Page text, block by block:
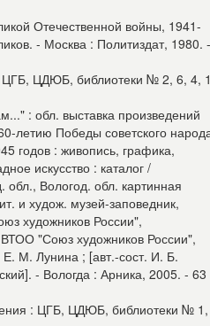
Отечественной войны, 1941-
- Москва : Политиздат, 1980. -
ЦГБ, ЦДЮБ, библиотеки № 2, 6, 4,
: обл. выставка произведений
летию Победы советского
годов : живопись, графика,
искусство : каталог /
обл., Вологод. обл. картинная
и худож. музей-заповедник,
художников России",
"Союз художников России",
Е. М. Лунина ; [авт.-сост. И. Б.
- Вологда : Арника, 2005. - 63
: ЦГБ, ЦДЮБ, библиотеки №